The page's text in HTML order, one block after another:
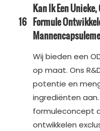
16
Kan Ik Een
Formule
Wij bieden een
op maat. Ons
potentie en
ingrediënten aan.
formuleconcept
ontwikkelen